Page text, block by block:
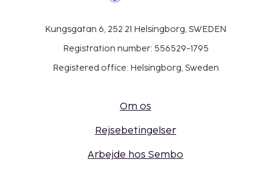
Kungsgatan 6, 252 21 Helsingborg, SWEDEN
Registration number: 556529-1795
Registered office: Helsingborg, Sweden
Om os
Rejsebetingelser
Arbejde hos Sembo